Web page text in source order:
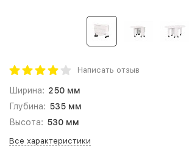
Написать отзыв
Ширина: 250 мм
Глубина: 535 мм
Высота: 530 мм
Все характеристики